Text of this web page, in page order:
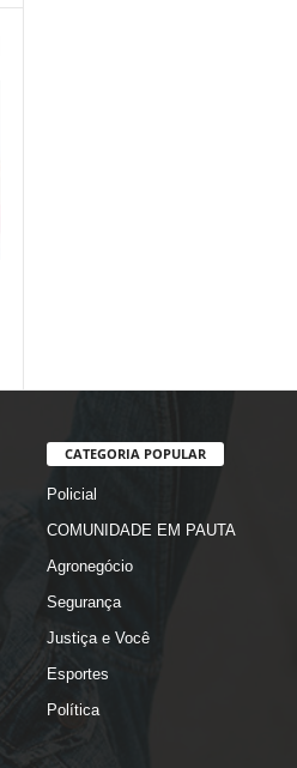
CATEGORIA POPULAR
Policial
COMUNIDADE EM PAUTA
Agronegócio
Segurança
Justiça e Você
Esportes
Política